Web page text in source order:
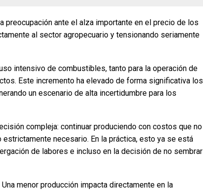
ante el alza importante en el precio de los
al sector agropecuario y tensionando seriamente
intensivo de combustibles, tanto para la operación de
Este incremento ha elevado de forma significativa los
un escenario de alta incertidumbre para los
compleja: continuar produciendo con costos que no
necesario. En la práctica, esto ya se está
de labores e incluso en la decisión de no sembrar
menor producción impacta directamente en la